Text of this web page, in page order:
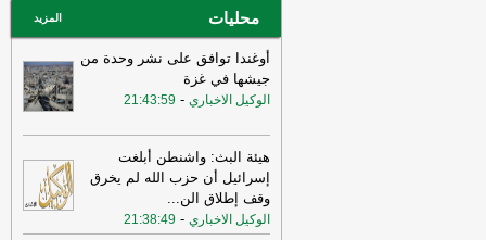
محليات المزيد
أوغندا توافق على نشر وحدة من
جيشها في غزة
الوكيل الاخباري -
21:43:59
هيئة البث: واشنطن أبلغت
إسرائيل أن حزب الله لم يخرق
وقف إطلاق الن...
الوكيل الاخباري -
21:38:49